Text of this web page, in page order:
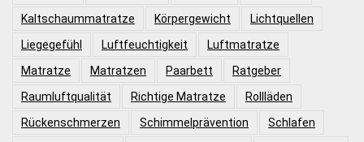
Kaltschaummatratze
Körpergewicht
Lichtquellen
Liegegefühl
Luftfeuchtigkeit
Luftmatratze
Matratze
Matratzen Paarbett
Ratgeber
Raumluftqualität
Richtige Matratze
Rollläden
Rückenschmerzen
Schimmelprävention
Schlafen